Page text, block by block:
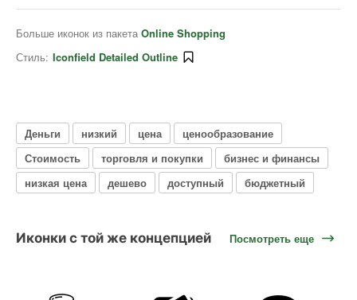
Больше иконок из пакета Online Shopping
Стиль: Iconfield Detailed Outline
Деньги низкий цена
ценообразование
Стоимость
торговля и покупки
бизнес и финансы
низкая цена
дешево доступный бюджетный
Иконки с той же концепцией Посмотреть еще